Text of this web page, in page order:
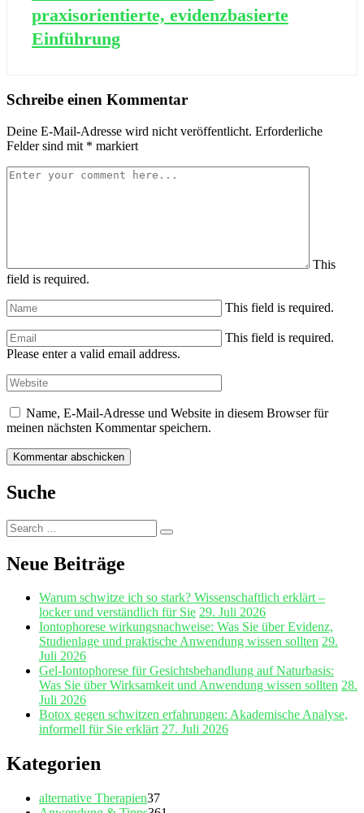
praxisorientierte, evidenzbasierte
Einführung
Schreibe einen Kommentar
Deine E-Mail-Adresse wird nicht veröffentlicht. Erforderliche
Felder sind mit * markiert
This
field is required.
This field is required.
This field is required.
Please enter a valid email address.
Name, E-Mail-Adresse und Website in diesem Browser für
meinen nächsten Kommentar speichern.
Suche
Search
for:
Search
Neue Beiträge
Warum schwitze ich so stark? Wissenschaftlich erklärt –
locker und verständlich für Sie 29. Juli 2026
Iontophorese wirkungsnachweise: Was Sie über Evidenz,
Studienlage und praktische Anwendung wissen sollten 29.
Juli 2026
Gel‑Iontophorese für Gesichtsbehandlung auf Naturbasis:
Was Sie über Wirksamkeit und Anwendung wissen sollten 28.
Juli 2026
Botox gegen schwitzen erfahrungen: Akademische Analyse,
informell für Sie erklärt 27. Juli 2026
Kategorien
alternative Therapien37